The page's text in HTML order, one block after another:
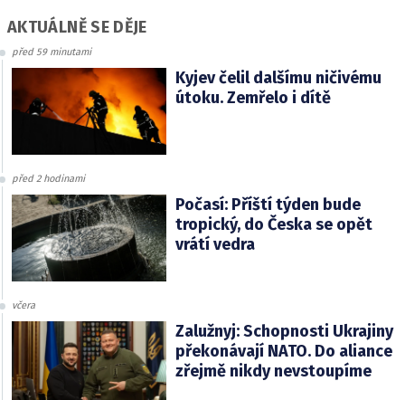
AKTUÁLNĚ SE DĚJE
před 59 minutami
Kyjev čelil dalšímu ničivému
útoku. Zemřelo i dítě
před 2 hodinami
Počasí: Příští týden bude
tropický, do Česka se opět
vrátí vedra
včera
Zalužnyj: Schopnosti Ukrajiny
překonávají NATO. Do aliance
zřejmě nikdy nevstoupíme